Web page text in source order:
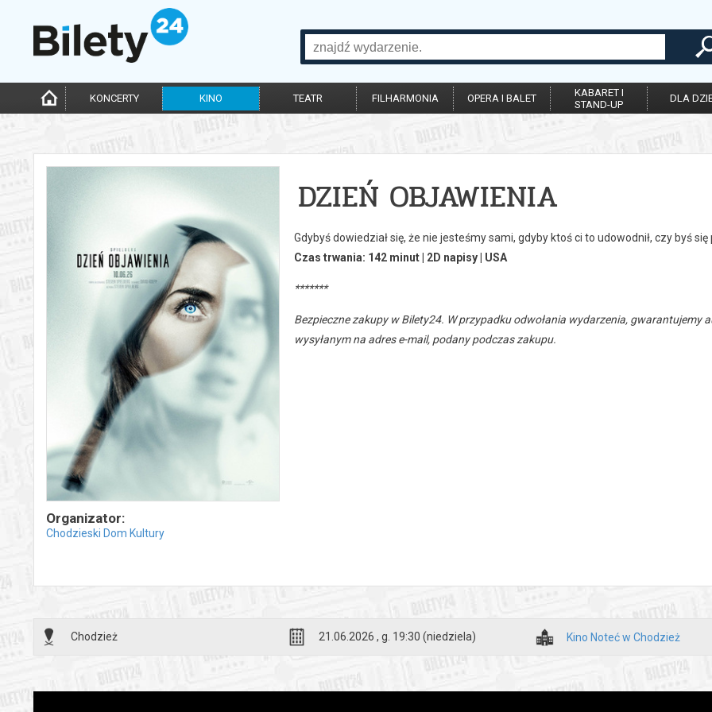
KONCERTY KINO TEATR FILHARMONIA OPERA I BALET
KABARET I
STAND-UP
DLA
Organizator:
Chodzieski Dom Kultury
DZIEŃ OBJAWIENIA
Gdybyś dowiedział się, że nie jesteśmy sami, gdyby ktoś ci to udowodnił, czy byś
Czas trwania: 142 minut | 2D napisy | USA
*******
Bezpieczne zakupy w Bilety24. W przypadku odwołania wydarzenia,
wysyłanym na adres e-mail, podany podczas zakupu.
Chodzież 21.06.2026 , g. 19:30 (niedziela) Kino Noteć w Chodzież